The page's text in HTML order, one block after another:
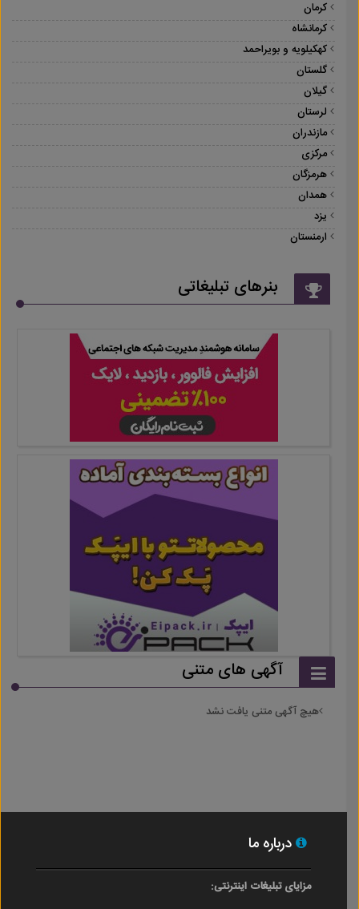
کرمان
کرمانشاه
کهکیلویه و بویراحمد
گلستان
گیلان
لرستان
مازندران
مرکزی
هرمزگان
همدان
یزد
ارمنستان
بنرهای تبلیغاتی
آگهی های متنی
هیچ آگهی متنی یافت نشد
درباره ما
مزایای تبلیغات اینترنتی: